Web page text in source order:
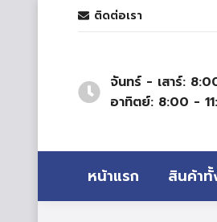
ติดต่อเรา
จันทร์ - เสาร์:
อาทิตย์: 8:00 -
หน้าแรก สินค้า